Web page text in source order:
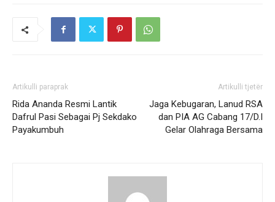
Artikulli paraprak
Rida Ananda Resmi Lantik
Dafrul Pasi Sebagai Pj Sekdako
Payakumbuh
Artikulli tjetër
Jaga Kebugaran, Lanud RSA
dan PIA AG Cabang 17/D.I
Gelar Olahraga Bersama